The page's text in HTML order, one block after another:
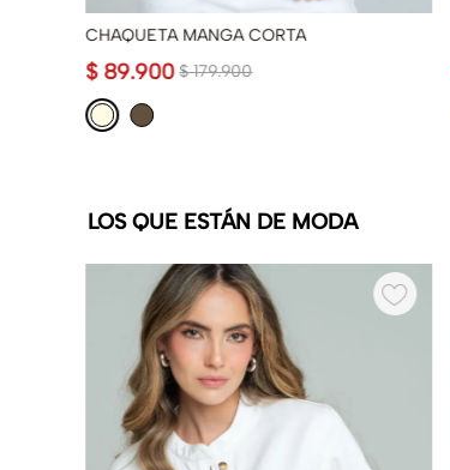
CHAQUETA MANGA CORTA
$ 179.900
$ 89.900
LOS QUE ESTÁN DE MODA